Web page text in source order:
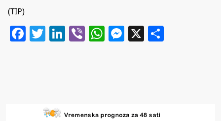
(TIP)
Facebook
Twitter
LinkedIn
ViberWhatsApp
Messenger
X